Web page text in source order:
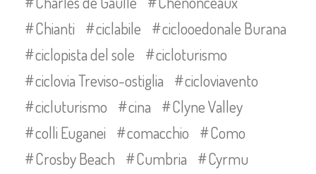
Chianti
ciclabile
ciclooedonale Burana
ciclopista del sole
cicloturismo
ciclovia Treviso-ostiglia
cicloviavento
cicluturismo
cina
Clyne Valley
colli Euganei
comacchio
Como
Crosby Beach
Cumbria
Cyrmu